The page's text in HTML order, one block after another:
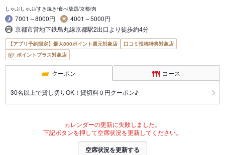
しゃぶしゃぶ/すき焼き/食べ放題/京都/肉
7001～8000円
4001～5000円
京都市営地下鉄烏丸線京都駅2出口より徒歩約4分
【アプリ予約限定】最大800ポイント還元対象店
口コミ投稿特典対象店
ポイントプラス対象店
クーポン コース
30名以上で貸し切りOK！貸切料０円クーポン♪
カレンダーの更新に失敗しました。
下記ボタンを押して空席状況を更新してください。
空席状況を更新する